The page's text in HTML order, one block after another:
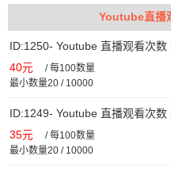
Youtube直播
ID:1250- Youtube 直播观看次
40元 /每100数量
最小数量20 / 10000
ID:1249- Youtube 直播观看次
35元 /每100数量
最小数量20 / 10000